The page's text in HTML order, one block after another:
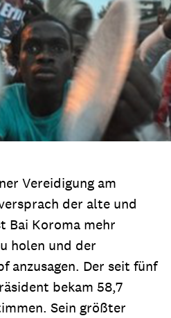
Vereidigung am
der alte und
Bai Koroma mehr
holen und der
anzusagen. Der seit fünf
bekam 58,7
Sein größter